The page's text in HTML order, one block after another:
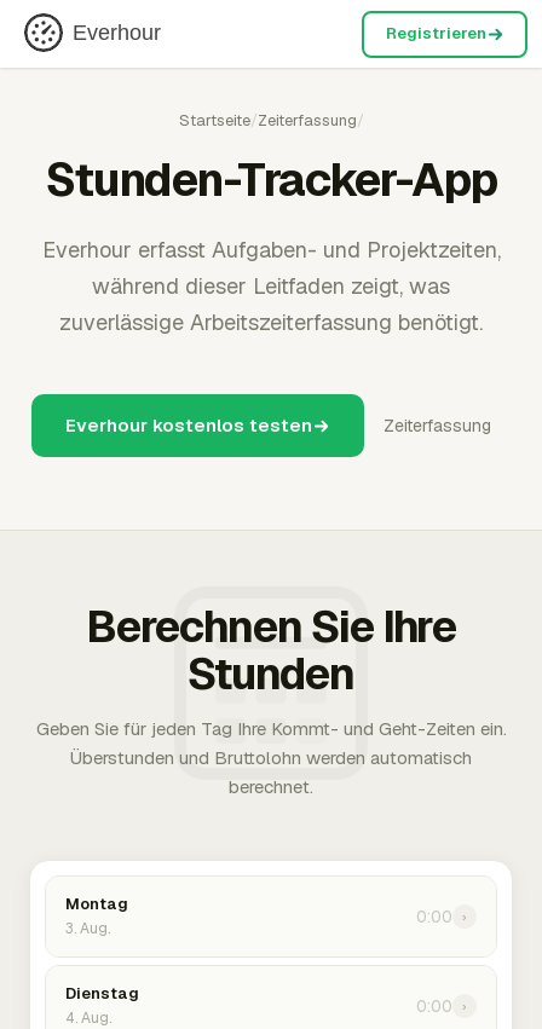
Everhour Registrieren
Startseite/Zeiterfassung/
Stunden-Tracker-App
Everhour erfasst Aufgaben- und Projektzeiten,
während dieser Leitfaden zeigt, was
zuverlässige Arbeitszeiterfassung benötigt.
Everhour kostenlos testen Zeiterfassung
Berechnen Sie Ihre
Stunden
Geben Sie für jeden Tag Ihre Kommt- und Geht-Zeiten ein.
Überstunden und Bruttolohn werden automatisch
berechnet.
Montag
3. Aug.
0:00 ›
Dienstag
4. Aug.
0:00 ›